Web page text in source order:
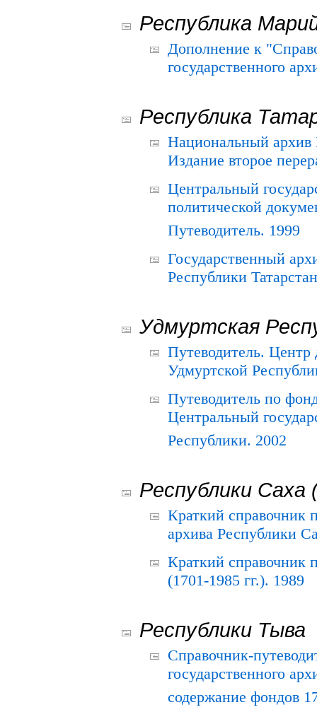
Республика
Дополнение к
государственного
Республика
Национальный архив
Издание второе
Центральный
политической
Путеводитель. 1999
Государственный
Республики
Удмуртская
Путеводитель.
Удмуртской
Путеводитель по
Центральный
Республики. 2002
Республики Саха
Краткий справочник
архива Республики
Краткий
(1701-1985 гг.). 1989
Республики Тыва
Справочник-
государственного
содержание фондов